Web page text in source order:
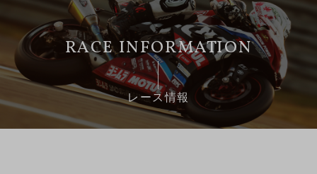
レース情報